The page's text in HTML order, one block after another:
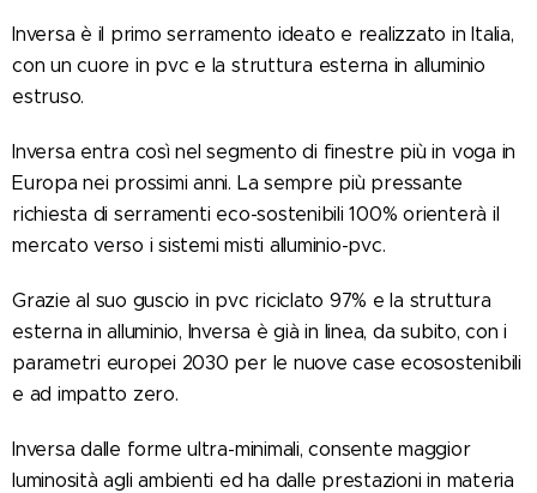
Inversa è il primo serramento ideato e realizzato in Italia,
con un cuore in pvc e la struttura esterna in alluminio
estruso.
Inversa entra così nel segmento di finestre più in voga in
Europa nei prossimi anni. La sempre più pressante
richiesta di serramenti eco-sostenibili 100% orienterà il
mercato verso i sistemi misti alluminio-pvc.
Grazie al suo guscio in pvc riciclato 97% e la struttura
esterna in alluminio, Inversa è già in linea, da subito, con i
parametri europei 2030 per le nuove case ecosostenibili
e ad impatto zero.
Inversa dalle forme ultra-minimali, consente maggior
luminosità agli ambienti ed ha dalle prestazioni in materia